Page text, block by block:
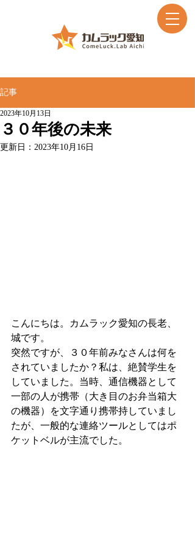
記事
３０年後の未来
2023年10月13日
更新日： 2023年10月16日
こんにちは。カムラック愛知の長老、
城です。
突然ですが、３０年前みなさんは何を
されていましたか？私は、絶賛学生を
していました。当時、通信機器として
一部の人が携帯（大き目のお弁当箱大
の機器）を文字通り携帯持していまし
たが、一般的な連絡ツールとしてはポ
ケットベルが主流でした。